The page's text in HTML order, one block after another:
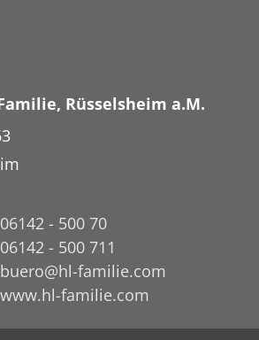
Rüsselsheim a.M.
06142 - 500 70
06142 - 500 711
buero@hl-familie.com
www.hl-familie.com